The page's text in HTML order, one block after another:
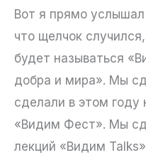
Вот я прямо
что щелчок
будет называться
добра и мира». Мы
сделали в этом году
«Видим Фест». Мы
лекций «Видим